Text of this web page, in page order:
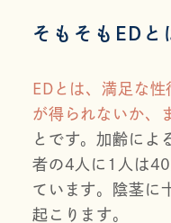
そもそもEDと
EDとは、満足な
が得られないか、
とです。加齢によ
者の4人に1人は
ています。陰茎に
起こります。